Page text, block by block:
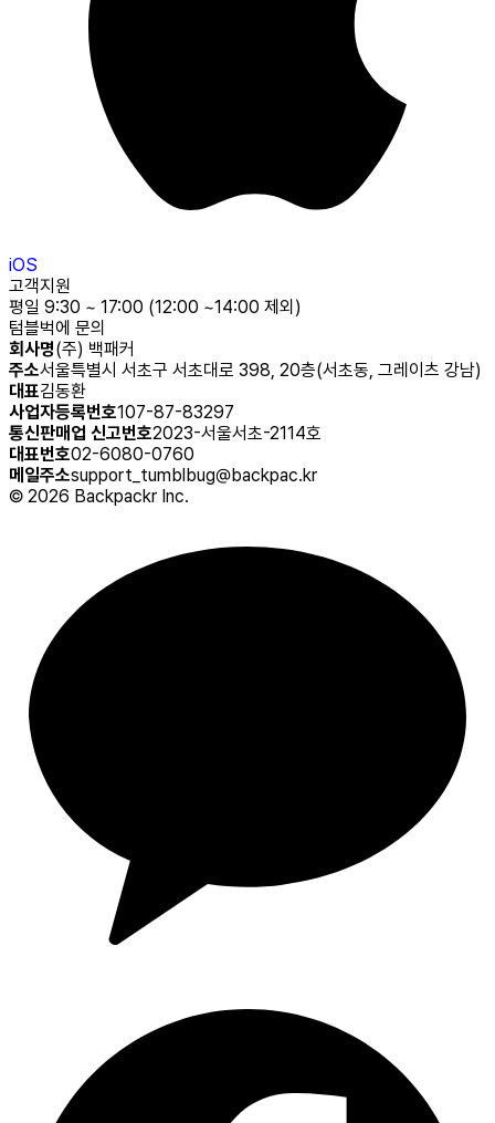
iOS
고객지원
평일 9:30 ~ 17:00 (12:00 ~14:00 제외)
텀블벅에 문의
회사명(주) 백패커
주소서울특별시 서초구 서초대로 398, 20층(서초동, 그레이츠 강남)
대표김동환
사업자등록번호107-87-83297
통신판매업 신고번호2023-서울서초-2114호
대표번호02-6080-0760
메일주소support_tumblbug@backpac.kr
© 2026 Backpackr Inc.